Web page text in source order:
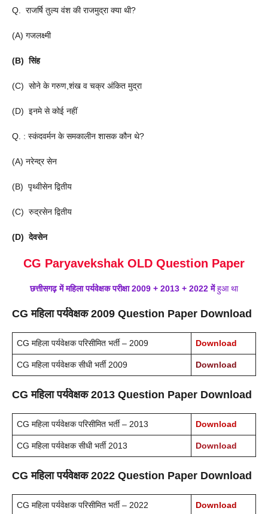
Q. राजर्षि तुल्य वंश की राजमुद्रा क्या थी?
(A) गजलक्ष्मी
(B) सिंह
(C) सोने के गरुण,शंख व चक्र अंकित मुद्रा
(D) इनमे से कोई नहीं
Q. : स्कंदवर्मन के समकालीन शासक कौन थे?
(A) नरेन्द्र सेन
(B) पृथ्वीसेन द्वितीय
(C) रुद्रसेन द्वितीय
(D) देवसेन
CG Paryavekshak OLD Question Paper
छत्तीसगढ़ मेंमहिलापर्यवेक्षकपरीक्षा 2009 + 2013 + 2022 मेंहुआ था
CG महिला पर्यवेक्षक 2009 Question Paper Download
CG महिला पर्यवेक्षक परिसीमित भर्ती – 2009 Download
CG महिला पर्यवेक्षक सीधी भर्ती 2009 Download
CG महिला पर्यवेक्षक 2013 Question Paper Download
CG महिला पर्यवेक्षक परिसीमित भर्ती – 2013 Download
CG महिला पर्यवेक्षक सीधी भर्ती 2013 Download
CG महिला पर्यवेक्षक 2022 Question Paper Download
CG महिला पर्यवेक्षक परिसीमित भर्ती – 2022 Download